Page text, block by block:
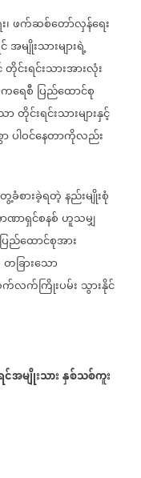
ဖက်ဆစ်တော်လှန်ရေး
အမျိုးသားများရဲ့
တိုင်းရင်းသားအားလုံး
ရေစီ ပြည်ထောင်စု
ာတိုင်းရင်းသားများနှင့်
ပါဝင်နေတာကိုလည်း
ခံစားခဲ့ရတဲ့နည်းမျိုးစုံ
ဏာရှင်စနစ်ဟူသမျှ
ပြည်ထောင်စုအား
တခြားသော
လက်ကြိုးပမ်း သွားနိုင်
အမျိုးသားနှစ်သစ်ကူး